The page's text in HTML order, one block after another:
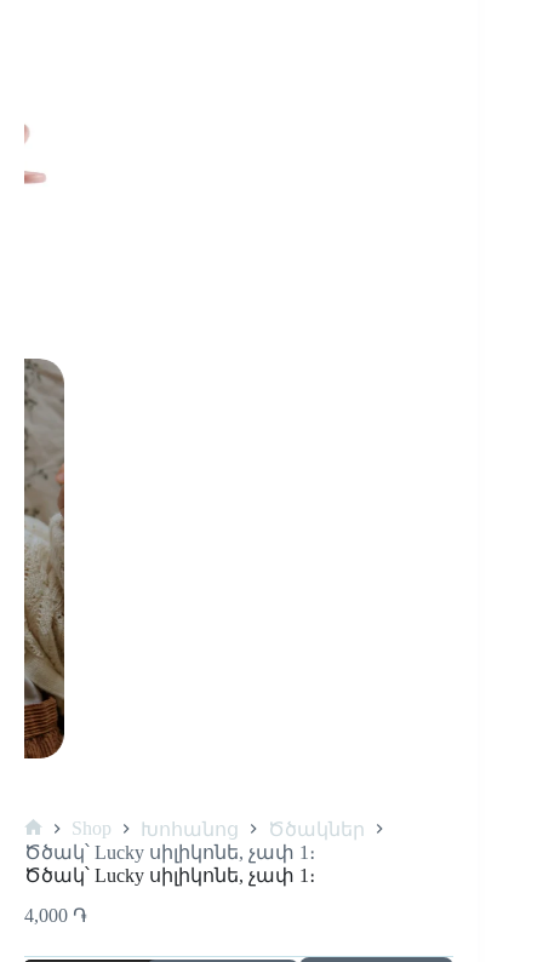
Shop Խոհանոց
Ծծակներ
Ծծակ՝ Lucky սիլիկոնե, չափ 1։
Ծծակ՝ Lucky սիլիկոնե, չափ 1։
4,000 ֏